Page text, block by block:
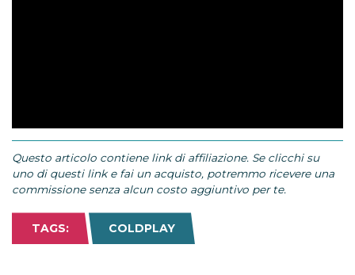
Questo articolo contiene link di affiliazione. Se clicchi su
uno di questi link e fai un acquisto, potremmo ricevere una
commissione senza alcun costo aggiuntivo per te.
TAGS: COLDPLAY